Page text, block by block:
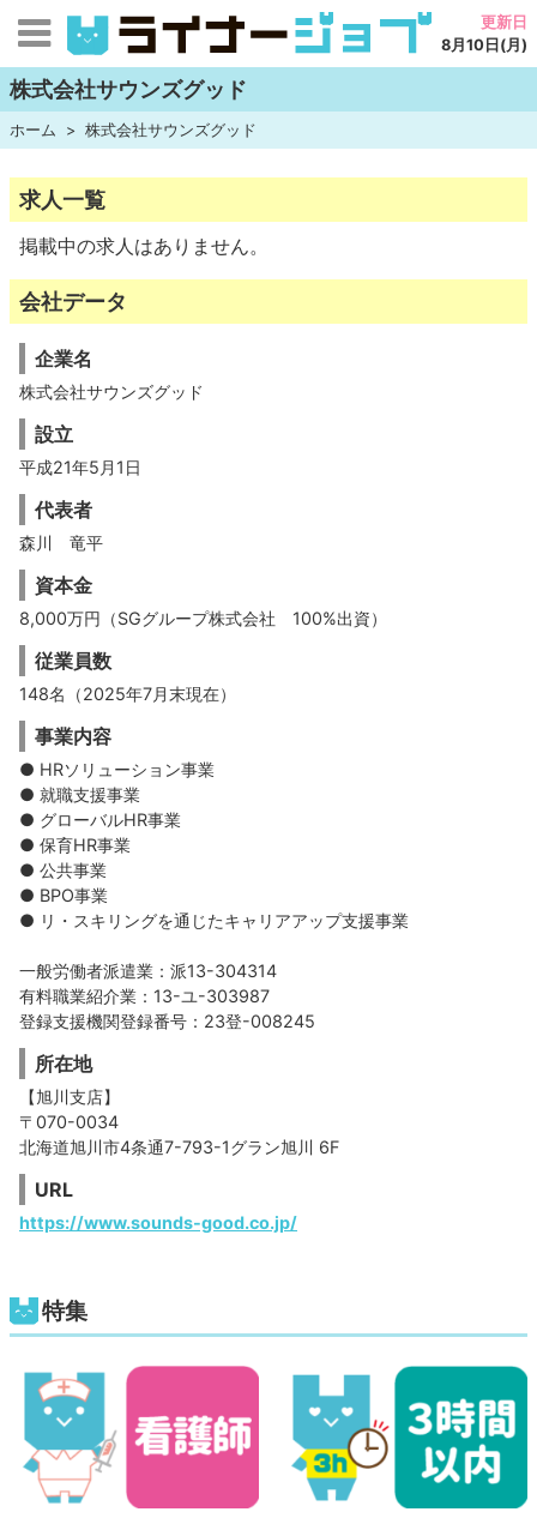
更新日
8月10日(月)
株式会社サウンズグッド
ホーム 株式会社サウンズグッド
求人一覧
掲載中の求人はありません。
会社データ
企業名
株式会社サウンズグッド
設立
平成21年5月1日
代表者
森川 竜平
資本金
8,000万円（SGグループ株式会社 100%出資）
従業員数
148名（2025年7月末現在）
事業内容
● HRソリューション事業
● 就職支援事業
● グローバルHR事業
● 保育HR事業
● 公共事業
● BPO事業
● リ・スキリングを通じたキャリアアップ支援事業
一般労働者派遣業：派13-304314
有料職業紹介業：13-ユ-303987
登録支援機関登録番号：23登-008245
所在地
【旭川支店】
〒070-0034
北海道旭川市4条通7-793-1グラン旭川 6F
URL
https://www.sounds-good.co.jp/
特集